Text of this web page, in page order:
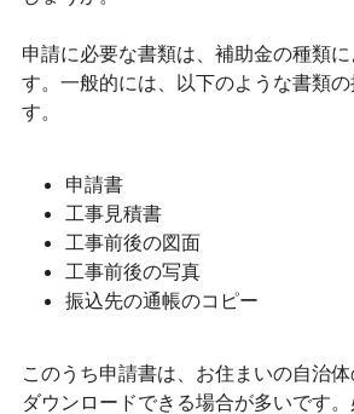
申請に必要な書類は、補助金の種類
す。一般的には、以下のような書類
す。
申請書
工事見積書
工事前後の図面
工事前後の写真
振込先の通帳のコピー
このうち申請書は、お住まいの自治
ダウンロードできる場合が多いです